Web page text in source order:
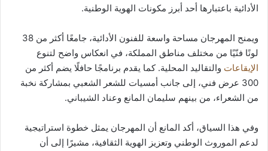
الأدائية باعتبارها أحد أبرز مكونات الهوية الوطنية.
ويمنح المهرجان مساحة واسعة للفنون الأدائية، جامعًا أكثر من 38
لونًا فنّيًا من مختلف مناطق المملكة، في انعكاس واضح لتنوع
الإيقاعات والتقاليد المحلية. كما يقدم برنامجًا حافلًا يضم أكثر من
300 عرض فني، إلى جانب أمسيات للشعر الشعبي بمشاركة نخبة
من الشعراء، من بينهم سليمان المانع وعناد الشيباني.
وفي هذا السياق، أكد المانع أن المهرجان يمثل خطوة استراتيجية
لدعم الموروث الوطني وتعزيز الهوية الثقافية، مشيرًا إلى أن